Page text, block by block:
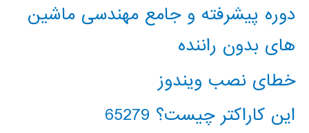
دوره پیشرفته و جامع مهندسی ماشین
های بدون راننده
خطای نصب ویندوز
این کاراکتر چیست؟ 65279